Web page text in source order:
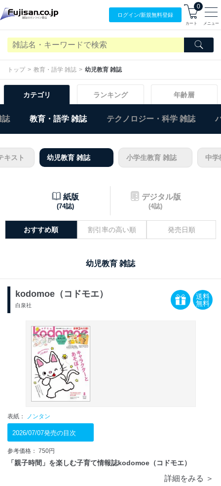
ログイン/新規無料登録
0
カート メニュー
トップ 教育・語学 雑誌 幼児教育 雑誌
カテゴリ ランキング 年齢層
誌 教育・語学 雑誌 テクノロジー・科学 雑誌
キスト 幼児教育 雑誌 小学生教育 雑誌 中学
紙版
(74誌)
デジタル版
(4誌)
おすすめ順 割引率の高い順 発売日順
幼児教育 雑誌
kodomoe（コドモエ）
白泉社
送料
無料
表紙： ノンタン
2026/07/07発売の目次
参考価格： 750円
「親子時間」を楽しむ子育て情報誌kodomoe（コドモエ）
詳細をみる ＞